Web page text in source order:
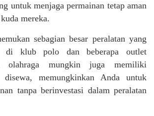
untuk menjaga permainan tetap aman
mereka.
sebagian besar peralatan yang
di klub polo dan beberapa outlet
olahraga mungkin juga memiliki
disewa, memungkinkan Anda untuk
tanpa berinvestasi dalam peralatan